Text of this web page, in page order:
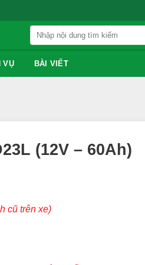
Tìm
kiếm:
VỤ BÀI VIẾT
(12V – 60Ah)
cũ trên xe)